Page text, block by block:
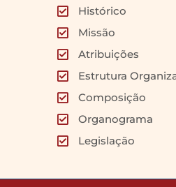
Histórico
Missão
Atribuições
Estrutura
Composição
Organograma
Legislação